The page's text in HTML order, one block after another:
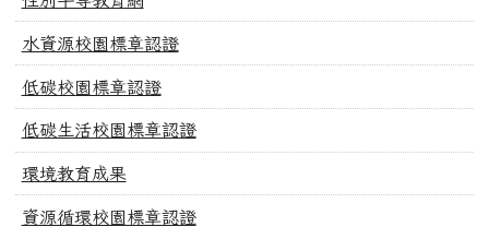
水資源校園標章認證
低碳校園標章認證
低碳生活校園標章認證
環境教育成果
資源循環校園標章認證